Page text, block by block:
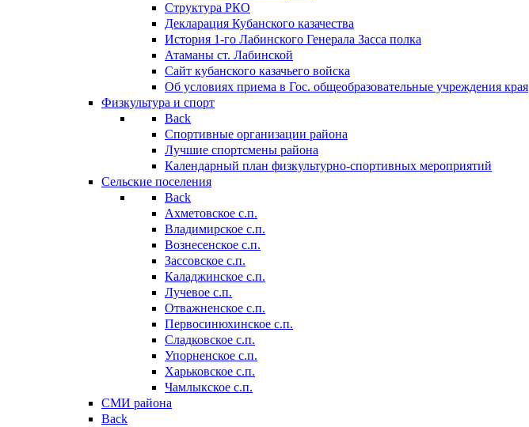
Структура РКО
Декларация Кубанского казачества
История 1-го Лабинского Генерала Засса полка
Атаманы ст. Лабинской
Cайт кубанского казачьего войска
Об условиях приема в Гос. общеобразовательные учреждения края
Физкультура и спорт
Back
Спортивные организации района
Лучшие спортсмены района
Календарный план физкультурно-спортивных мероприятий
Сельские поселения
Back
Ахметовское с.п.
Владимирское с.п.
Вознесенское с.п.
Зассовское с.п.
Каладжинское с.п.
Лучевое с.п.
Отважненское с.п.
Первосинюхинское с.п.
Сладковское с.п.
Упорненское с.п.
Харьковское с.п.
Чамлыкское с.п.
СМИ района
Back